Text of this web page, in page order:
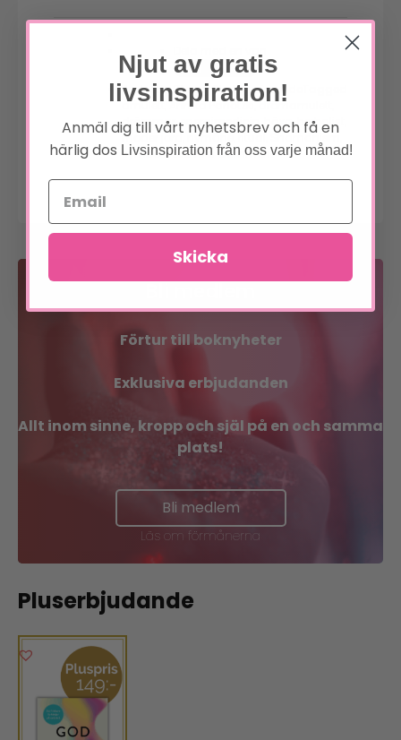
Posted inBlogg, Okategoriserade
amulett ,Annika Panotzki,drömamulett
drömmar,energimedicin, häxa,herbalist
moder jord, nymåne,ritual, Shamanism
symbolerLeave a Commenton
Ritual-
egen
Förtur till boknyheter
Exklusiva erbjudanden
Allt inom sinne, kropp och själ på en och samma
plats!
Bli medlem
Läs om förmånerna
Pluserbjudande
Njut av gratis
livsinspiration!
Anmäl dig till vårt nyhetsbrev och få en
härlig dos Livsinspiration från oss varje månad!
Skicka